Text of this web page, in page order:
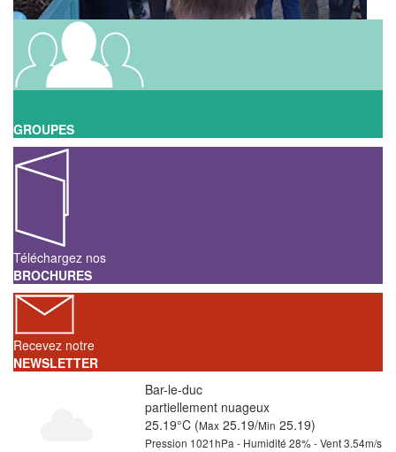
GROUPES
Téléchargez nos
BROCHURES
Recevez notre
NEWSLETTER
Bar-le-duc
partiellement nuageux
25.19°C (Max 25.19/Min 25.19)
Pression 1021hPa - Humidité 28% - Vent 3.54m/s